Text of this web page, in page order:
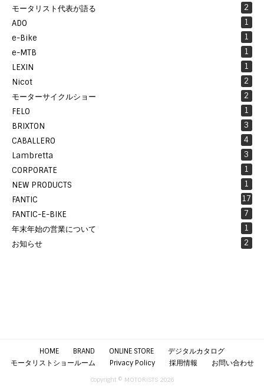
モータリスト代表が語る
2
ADO
1
e-Bike
1
e-MTB
1
LEXIN
1
Nicot
2
モーターサイクルショー
2
FELO
1
BRIXTON
3
CABALLERO
4
Lambretta
3
CORPORATE
1
NEW PRODUCTS
1
FANTIC
17
FANTIC-E-BIKE
7
年末年始の営業について
1
お知らせ
2
HOME BRAND ONLINE STORE
デジタルカタログ
モータリストショールーム
Privacy Policy 採用情報 お問い合わせ
Copyright © MOTORISTS 2026